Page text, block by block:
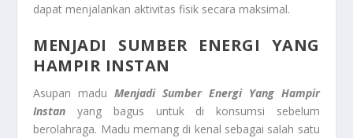
dapat menjalankan aktivitas fisik secara maksimal.
MENJADI SUMBER ENERGI YANG
HAMPIR INSTAN
Asupan maduMenjadi Sumber Energi Yang Hampir
Instan yang bagus untuk di konsumsi sebelum
berolahraga. Madu memang di kenal sebagai salah satu